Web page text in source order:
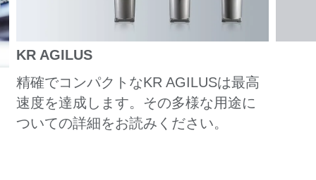
KR AGILUS
精確でコンパクトなKR AGILUSは最高
速度を達成します。その多様な用途に
ついての詳細をお読みください。